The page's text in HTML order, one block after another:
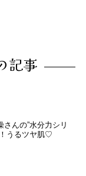
記事
んの”水分力シリ
うるツヤ肌♡